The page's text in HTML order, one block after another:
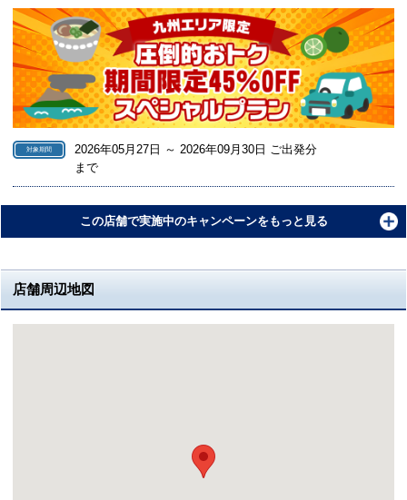
対象期間
2026年05月27日 ～ 2026年09月30日 ご出発分
まで
この店舗で実施中のキャンペーンをもっと見る
店舗周辺地図